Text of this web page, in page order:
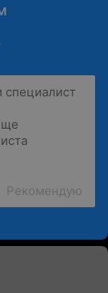
Рекомендую